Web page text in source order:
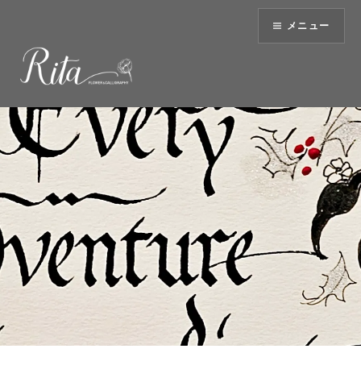
へ
ス
キ
プ
メニュー